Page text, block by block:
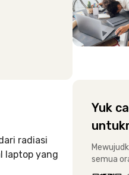
radiasi
laptop yang
Yuk
semua